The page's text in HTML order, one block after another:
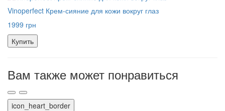
Vinoperfect Крем-сияние для кожи вокруг глаз
1999 грн
Купить
Вам также может понравиться
icon_heart_border